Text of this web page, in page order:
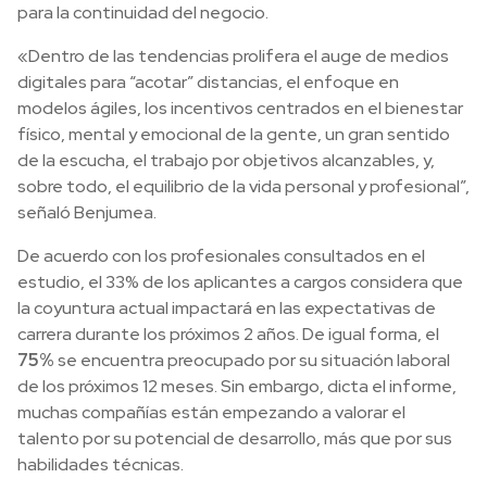
para la continuidad del negocio.
«Dentro de las tendencias prolifera el auge de medios
digitales para “acotar” distancias, el enfoque en
modelos ágiles, los incentivos centrados en el bienestar
físico, mental y emocional de la gente, un gran sentido
de la escucha, el trabajo por objetivos alcanzables, y,
sobre todo, el equilibrio de la vida personal y profesional”,
señaló Benjumea.
De acuerdo con los profesionales consultados en el
estudio, el 33%de los aplicantes a cargos considera que
la coyuntura actual impactará en las expectativas de
carrera durante los próximos 2 años. De igual forma, el
75%se encuentra preocupado por su situación laboral
de los próximos 12 meses. Sin embargo, dicta el informe,
muchas compañías están empezando a valorar el
talento por su potencial de desarrollo, más que por sus
habilidades técnicas.